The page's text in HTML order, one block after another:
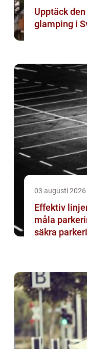
Upptäck
glamping i
03 augusti 2026
Effektiv
måla
säkra